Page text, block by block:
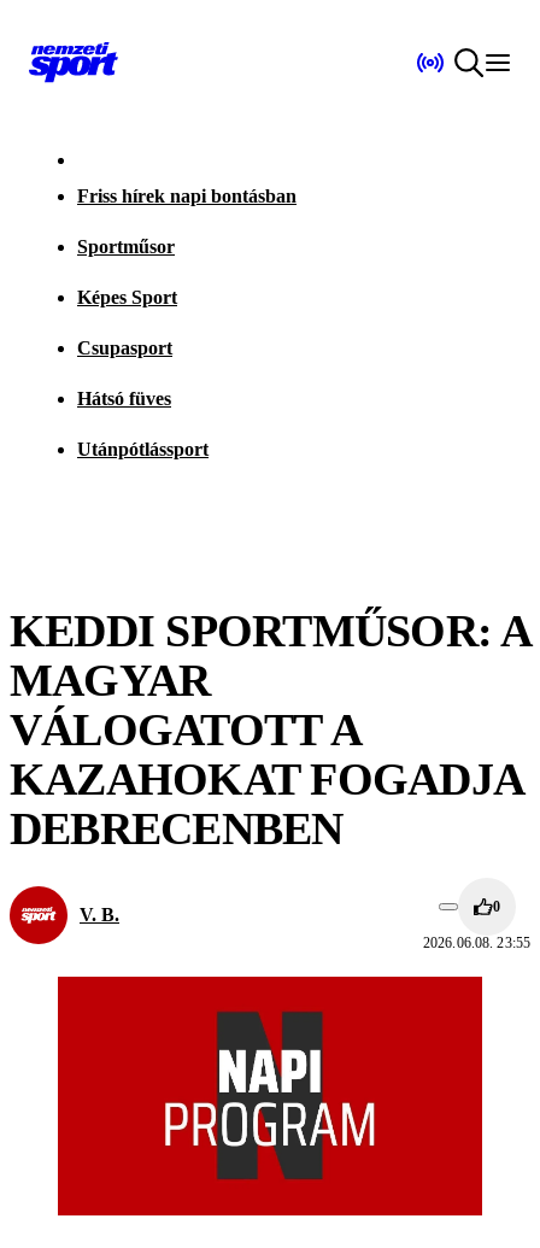
Friss hírek napi bontásban
Sportműsor
Képes Sport
Csupasport
Hátsó füves
Utánpótlássport
KEDDI SPORTMŰSOR: A
MAGYAR
VÁLOGATOTT A
KAZAHOKAT FOGADJA
DEBRECENBEN
V. B. 0
2026.06.08. 23:55